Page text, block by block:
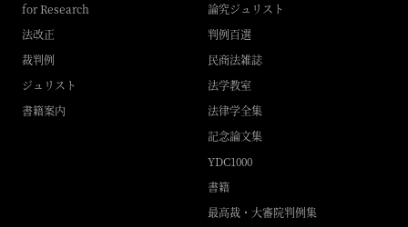
for Research
法改正
裁判例
ジュリスト
書籍案内
論究ジュリスト
判例百選
民商法雑誌
法学教室
法律学全集
記念論文集
YDC1000
書籍
最高裁・大審院判例集